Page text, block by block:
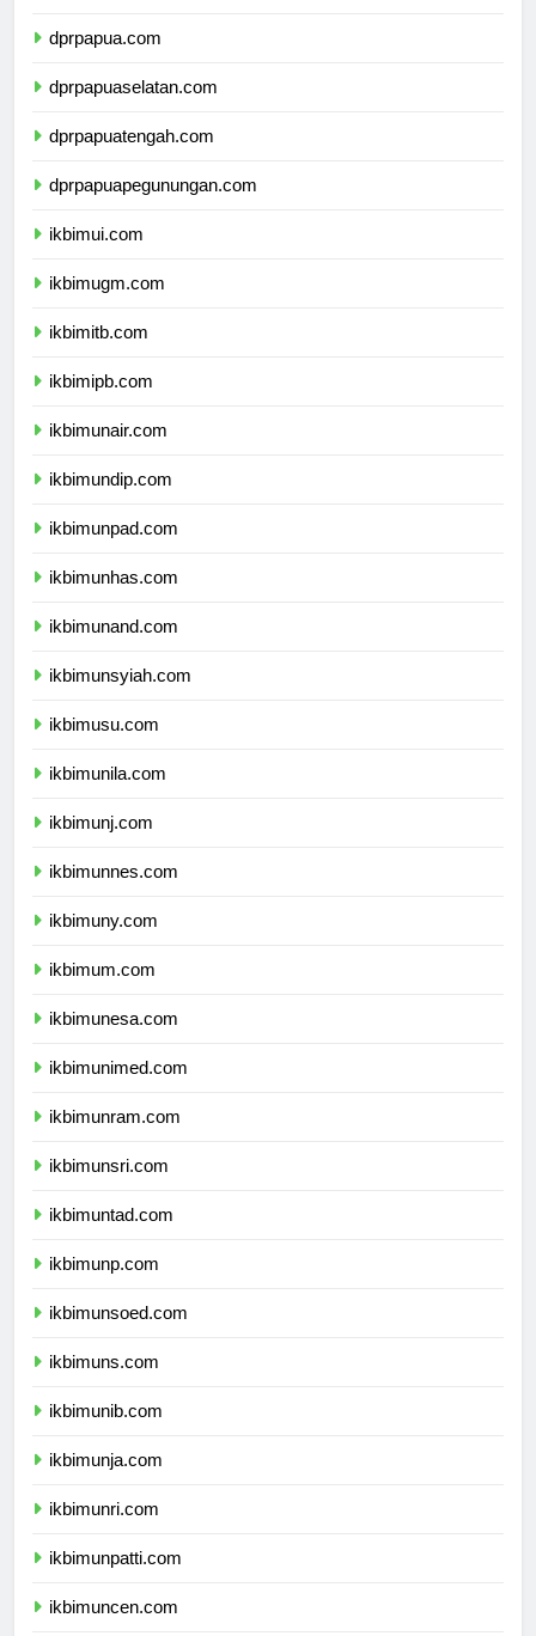
dprpapua.com
dprpapuaselatan.com
dprpapuatengah.com
dprpapuapegunungan.com
ikbimui.com
ikbimugm.com
ikbimitb.com
ikbimipb.com
ikbimunair.com
ikbimundip.com
ikbimunpad.com
ikbimunhas.com
ikbimunand.com
ikbimunsyiah.com
ikbimusu.com
ikbimunila.com
ikbimunj.com
ikbimunnes.com
ikbimuny.com
ikbimum.com
ikbimunesa.com
ikbimunimed.com
ikbimunram.com
ikbimunsri.com
ikbimuntad.com
ikbimunp.com
ikbimunsoed.com
ikbimuns.com
ikbimunib.com
ikbimunja.com
ikbimunri.com
ikbimunpatti.com
ikbimuncen.com